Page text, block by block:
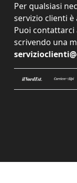
Per qualsiasi
servizio clienti
Puoi contattarci
scrivendo una